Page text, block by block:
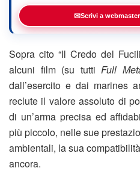
✉Scrivi a
Sopra cito “Il Credo del
alcuni film (su tuttiFull
dall’esercito e dai marines
reclute il valore assoluto di
di un’arma precisa ed
più piccolo, nelle sue
ambientali, la sua
ancora.